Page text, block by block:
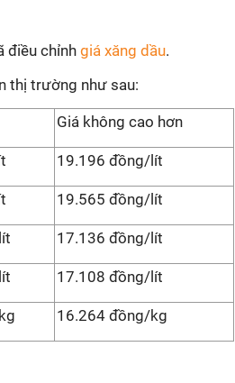
điều chỉnh giá xăng dầu.
thị trường như sau:
Giá không cao hơn
19.196 đồng/lít
19.565 đồng/lít
17.136 đồng/lít
17.108 đồng/lít
16.264 đồng/kg